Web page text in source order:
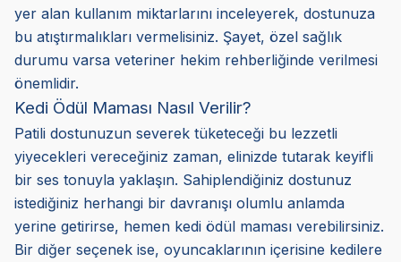
yer alan kullanım miktarlarını inceleyerek, dostunuza
bu atıştırmalıkları vermelisiniz. Şayet, özel sağlık
durumu varsa veteriner hekim rehberliğinde verilmesi
önemlidir.
Kedi Ödül Maması Nasıl Verilir?
Patili dostunuzun severek tüketeceği bu lezzetli
yiyecekleri vereceğiniz zaman, elinizde tutarak keyifli
bir ses tonuyla yaklaşın. Sahiplendiğiniz dostunuz
istediğiniz herhangi bir davranışı olumlu anlamda
yerine getirirse, hemen kedi ödül maması verebilirsiniz.
Bir diğer seçenek ise, oyuncaklarının içerisine kedilere